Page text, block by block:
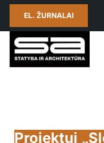
EL. ŽURNALAI
Projektui